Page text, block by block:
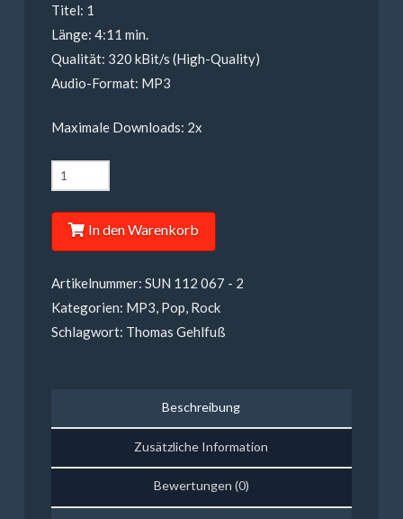
Titel: 1
Länge: 4:11 min.
Qualität: 320 kBit/s (High-Quality)
Audio-Format: MP3
Maximale Downloads: 2x
Thomas
Gehlfuß
-
Mercy
(MP3)
Menge
In den Warenkorb
Artikelnummer: SUN 112 067 - 2
Kategorien: MP3, Pop, Rock
Schlagwort: Thomas Gehlfuß
Beschreibung
Zusätzliche Information
Bewertungen (0)